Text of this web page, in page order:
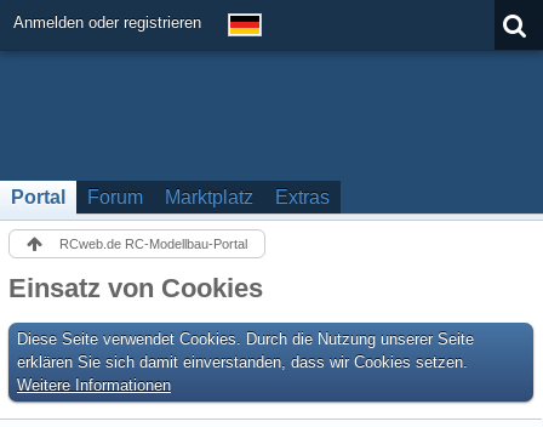
Anmelden oder registrieren
Portal Forum Marktplatz Extras
RCweb.de RC-Modellbau-Portal
Einsatz von Cookies
Diese Seite verwendet Cookies. Durch die Nutzung unserer Seite
erklären Sie sich damit einverstanden, dass wir Cookies setzen.
Weitere Informationen